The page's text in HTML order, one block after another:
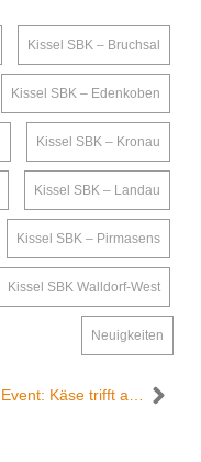
Kissel SBK – Bruchsal
Kissel SBK – Edenkoben
Kissel SBK – Kronau
Kissel SBK – Landau
Kissel SBK – Pirmasens
Kissel SBK Walldorf-West
Neuigkeiten